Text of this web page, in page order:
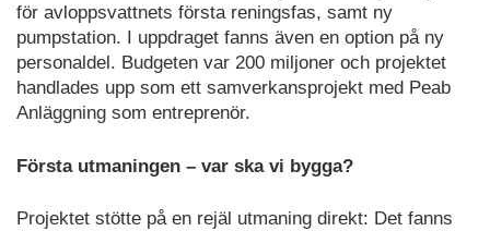
för avloppsvattnets första reningsfas, samt ny
pumpstation. I uppdraget fanns även en option på ny
personaldel. Budgeten var 200 miljoner och projektet
handlades upp som ett samverkansprojekt med Peab
Anläggning som entreprenör.
Första utmaningen – var ska vi bygga?
Projektet stötte på en rejäl utmaning direkt: Det fanns